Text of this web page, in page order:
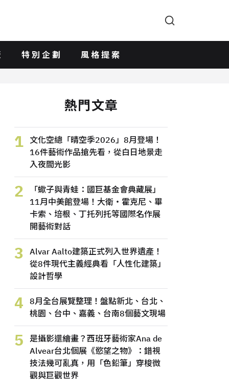
特別企劃 風格提案
熱門文章
1
文化空總「晴空季2026」8月登場！
16件藝術作品搶先看，從白日地景走
入夜間光影
2
「蠍子與青蛙：國巨基金會典藏展」
11月中美館登場！大衛・霍克尼、畢
卡索、培根、丁托列托等國際名作展
開藝術對話
3
Alvar Aalto建築正式列入世界遺產！
從8件現代主義經典看「人性化建築」
設計哲學
4
8月全台展覽整理！盤點新北、台北、
桃園、台中、嘉義、台南8個藝文現場
5
是攝影還繪畫？西班牙藝術家Ana de
Alvear台北個展《慾望之物》：錯視
技法幾可亂真，用「色鉛筆」穿梭微
觀與巨觀世界